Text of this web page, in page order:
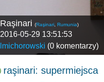
Raşinari (Raşinari, Rumunia)
2016-05-29 13:51:53
lmichorowski (0 komentarzy)
raşinari: supermiejsca